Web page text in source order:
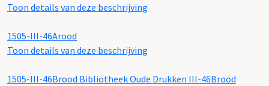
Toon details van deze beschrijving
1505-III-46Arood
Toon details van deze beschrijving
1505-III-46Brood Bibliotheek Oude Drukken III-46Brood